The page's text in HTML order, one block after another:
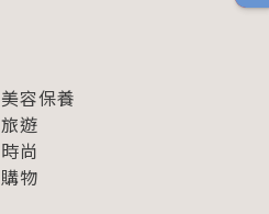
美容保養
旅遊
時尚
購物